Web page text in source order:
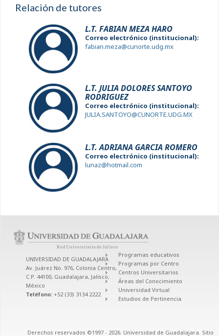
Relación de tutores
L.T. FABIAN MEZA HARO
Correo electrónico (institucional):
fabian.meza@cunorte.udg.mx
L.T. JULIA DOLORES SANTOYO
RODRIGUEZ
Correo electrónico (institucional):
JULIA.SANTOYO@CUNORTE.UDG.MX
L.T. ADRIANA GARCIA ROMERO
Correo electrónico (institucional):
lunaz@hotmail.com
UNIVERSIDAD DE GUADALAJARA
Av. Juárez No. 976, Colonia Centro,
C.P. 44100, Guadalajara, Jalisco,
México
Teléfono: +52 (33) 3134 2222
Programas educativos
Programas por Centro
Centros Universitarios
Áreas del Conocimiento
Universidad Virtual
Estudios de Pertinencia
Derechos reservados ©1997 - 2026. Universidad de Guadalajara. Sitio